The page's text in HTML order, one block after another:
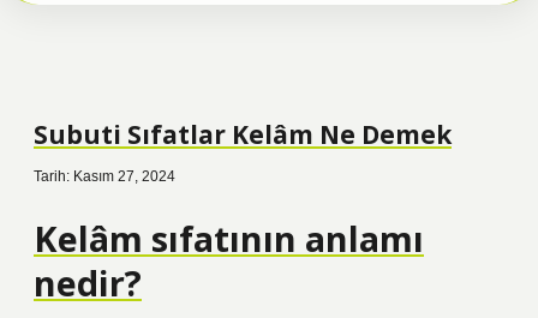
Subuti Sıfatlar Kelâm Ne Demek
Tarih: Kasım 27, 2024
Kelâm sıfatının anlamı
nedir?